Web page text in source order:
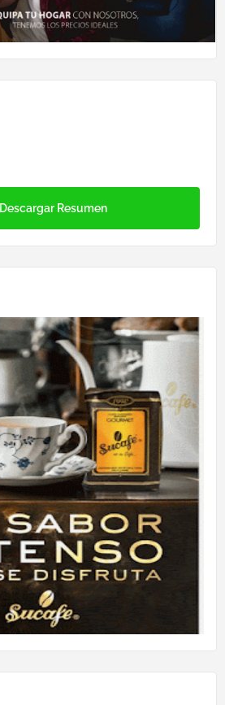
Descargar Resumen